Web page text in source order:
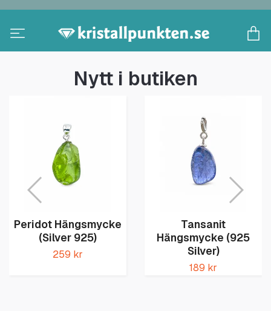
Nytt i butiken
Peridot Hängsmycke
(Silver 925)
259 kr
Tansanit
Hängsmycke (925
Silver)
189 kr